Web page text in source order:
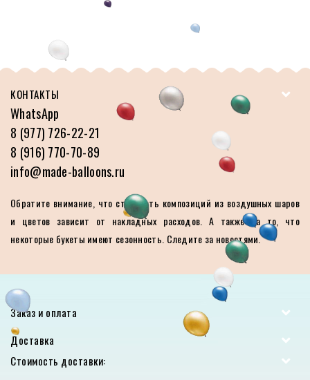
КОНТАКТЫ
WhatsApp
8 (977) 726-22-21
8 (916) 770-70-89
info@made-balloons.ru
Обратите внимание, что стоимость композиций из воздушных шаров
и цветов зависит от накладных расходов. А также на то, что
некоторые букеты имеют сезонность. Следите за новостями.
Заказ и оплата
Доставка
Стоимость доставки: